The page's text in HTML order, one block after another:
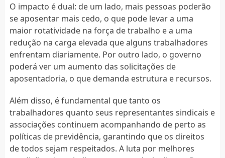
O impacto é dual: de um lado, mais pessoas poderão
se aposentar mais cedo, o que pode levar a uma
maior rotatividade na força de trabalho e a uma
redução na carga elevada que alguns trabalhadores
enfrentam diariamente. Por outro lado, o governo
poderá ver um aumento das solicitações de
aposentadoria, o que demanda estrutura e recursos.
Além disso, é fundamental que tanto os
trabalhadores quanto seus representantes sindicais e
associações continuem acompanhando de perto as
políticas de previdência, garantindo que os direitos
de todos sejam respeitados. A luta por melhores